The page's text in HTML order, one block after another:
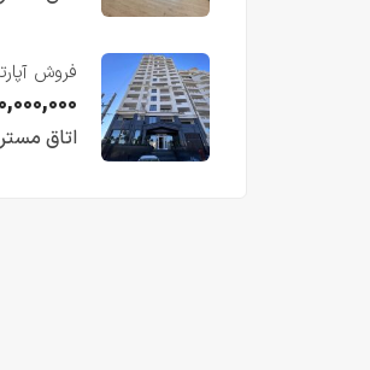
خوابه در
اتاق